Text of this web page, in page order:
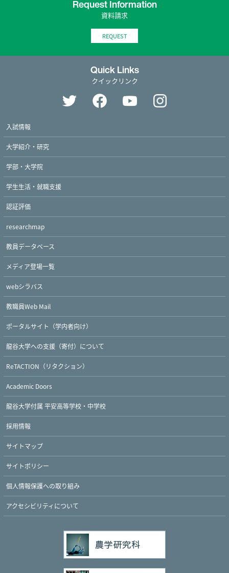
Request Information
資料請求
REQUEST
Quick Links
クイックリンク
Twitter FacebookYouTube
入試情報
大学紹介・研究
学部・大学院
学生生活・就職支援
認証評価
researchmap
教員データベース
メディア登場一覧
webシラバス
教職員Web Mail
ポータルサイト（学内者向け）
龍谷大学への支援（寄付）について
ReTACTION（リタクション）
Academic Doors
龍谷大学付属 平安高等学校・中学校
採用情報
サイトマップ
サイトポリシー
個人情報保護への取り組み
アクセシビリティについて